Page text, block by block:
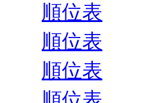
順位表
順位表
順位表